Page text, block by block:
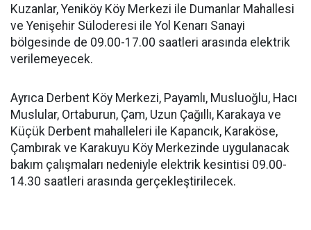
Kuzanlar, Yeniköy Köy Merkezi ile Dumanlar Mahallesi
ve Yenişehir Süloderesi ile Yol Kenarı Sanayi
bölgesinde de 09.00-17.00 saatleri arasında elektrik
verilemeyecek.
Ayrıca Derbent Köy Merkezi, Payamlı, Musluoğlu, Hacı
Muslular, Ortaburun, Çam, Uzun Çağıllı, Karakaya ve
Küçük Derbent mahalleleri ile Kapancık, Karaköse,
Çambırak ve Karakuyu Köy Merkezinde uygulanacak
bakım çalışmaları nedeniyle elektrik kesintisi 09.00-
14.30 saatleri arasında gerçekleştirilecek.